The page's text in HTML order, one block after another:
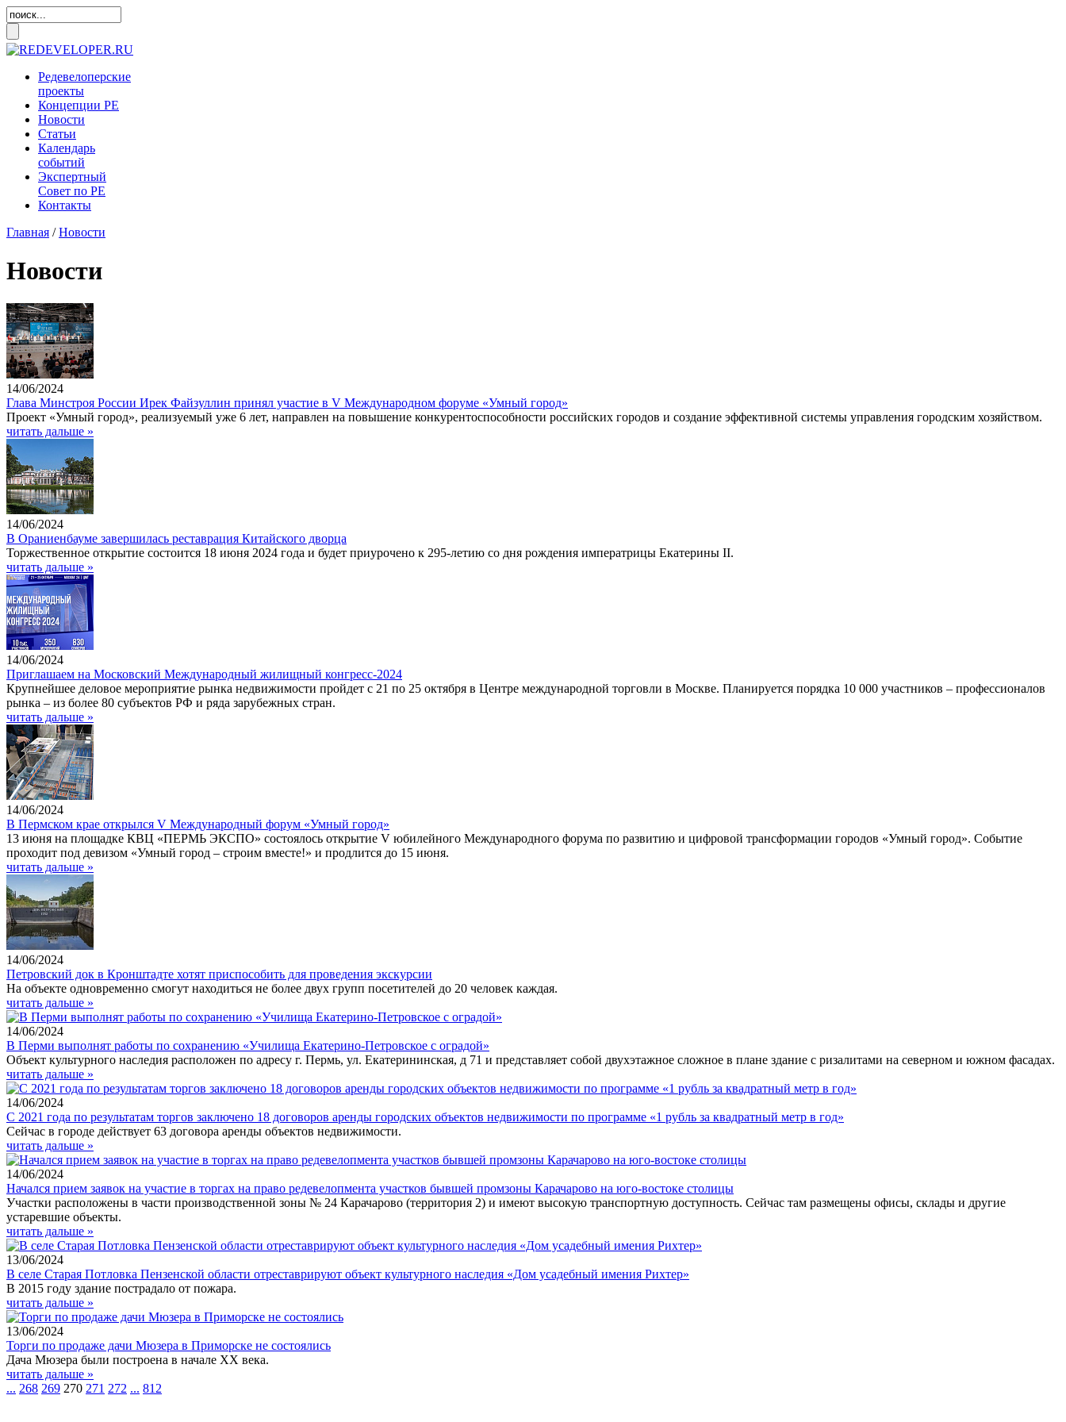
Редевелоперские
проекты
Концепции РЕ
Новости
Статьи
Календарь
событий
Экспертный
Совет по РЕ
Контакты
Главная /Новости
Новости
14/06/2024
Глава Минстроя России Ирек Файзуллин принял участие в V Международном форуме «Умный город»
Проект «Умный город», реализуемый уже 6 лет, направлен на повышение конкурентоспособности российских городов и создание эффективной системы управления городским хозяйством.
читать дальше »
14/06/2024
В Ораниенбауме завершилась реставрация Китайского дворца
Торжественное открытие состоится 18 июня 2024 года и будет приурочено к 295-летию со дня рождения императрицы Екатерины II.
читать дальше »
14/06/2024
Приглашаем на Московский Международный жилищный конгресс-2024
Крупнейшее деловое мероприятие рынка недвижимости пройдет с 21 по 25 октября в Центре международной торговли в Москве. Планируется порядка 10 000 участников – профессионалов
рынка – из более 80 субъектов РФ и ряда зарубежных стран.
читать дальше »
14/06/2024
В Пермском крае открылся V Международный форум «Умный город»
13 июня на площадке КВЦ «ПЕРМЬ ЭКСПО» состоялось открытие V юбилейного Международного форума по развитию и цифровой трансформации городов «Умный город». Событие
проходит под девизом «Умный город – строим вместе!» и продлится до 15 июня.
читать дальше »
14/06/2024
Петровский док в Кронштадте хотят приспособить для проведения экскурсии
На объекте одновременно смогут находиться не более двух групп посетителей до 20 человек каждая.
читать дальше »
14/06/2024
В Перми выполнят работы по сохранению «Училища Екатерино-Петровское с оградой»
Объект культурного наследия расположен по адресу г. Пермь, ул. Екатерининская, д 71 и представляет собой двухэтажное сложное в плане здание с ризалитами на северном и южном фасадах.
читать дальше »
14/06/2024
С 2021 года по результатам торгов заключено 18 договоров аренды городских объектов недвижимости по программе «1 рубль за квадратный метр в год»
Сейчас в городе действует 63 договора аренды объектов недвижимости.
читать дальше »
14/06/2024
Начался прием заявок на участие в торгах на право редевелопмента участков бывшей промзоны Карачарово на юго-востоке столицы
Участки расположены в части производственной зоны № 24 Карачарово (территория 2) и имеют высокую транспортную доступность. Сейчас там размещены офисы, склады и другие
устаревшие объекты.
читать дальше »
13/06/2024
В селе Старая Потловка Пензенской области отреставрируют объект культурного наследия «Дом усадебный имения Рихтер»
В 2015 году здание пострадало от пожара.
читать дальше »
13/06/2024
Торги по продаже дачи Мюзера в Приморске не состоялись
Дача Мюзера были построена в начале ХХ века.
читать дальше »
... 268 269 270 271 272 ... 812